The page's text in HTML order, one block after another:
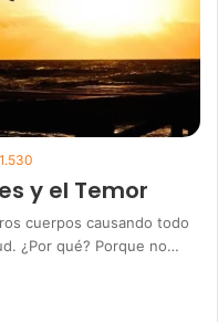
1.530
y el Temor
cuerpos causando todo
¿Por qué? Porque no…